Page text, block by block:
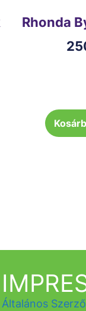
Rhonda
Általános